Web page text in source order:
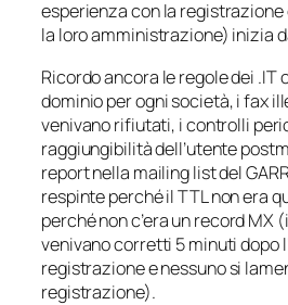
esperienza con la registrazione
la loro amministrazione) inizia
Ricordo ancora le regole dei .IT
dominio per ogni società, i fax
venivano rifiutati, i controlli
raggiungibilità dell’utente
report nella mailing list del
respinte perché il TTL non era
perché non c’era un record MX
venivano corretti 5 minuti dopo
registrazione e nessuno si
registrazione).